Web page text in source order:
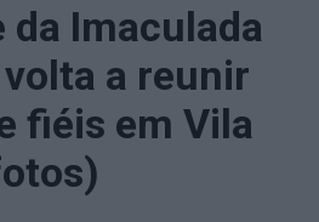
da Imaculada
a reunir
fiéis em Vila